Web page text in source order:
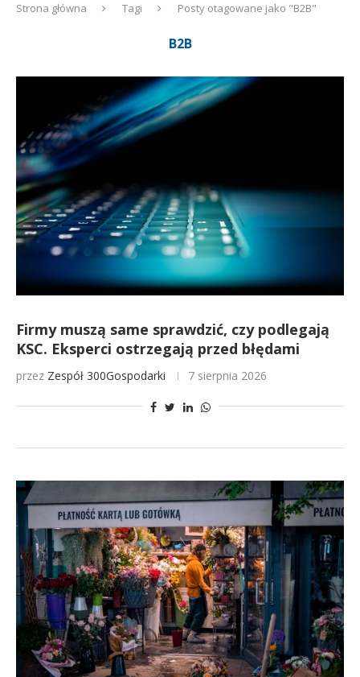
Strona główna Tagi Posty otagowane jako "B2B"
B2B
Firmy muszą same sprawdzić, czy podlegają
KSC. Eksperci ostrzegają przed błędami
przez Zespół 300Gospodarki 7 sierpnia 2026